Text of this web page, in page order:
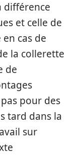
différence
et celle de
cas de
la collerette
de
pour des
tard dans la
sur